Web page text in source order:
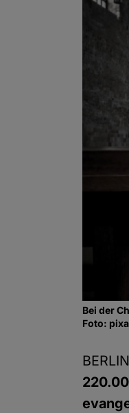
Bei der
Foto: